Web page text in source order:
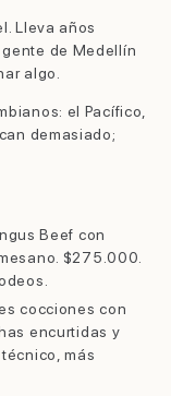
Lleva años
de Medellín
algo.
el Pacífico,
demasiado;
Beef con
$275.000.
cocciones con
encurtidas y
más